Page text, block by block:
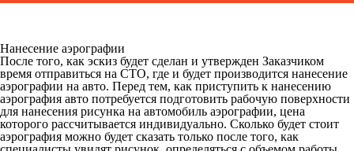
Нанесение аэрографии
После того, как эскиз будет сделан и утвержден Заказчиком
время отправиться на СТО, где и будет производится нанесение
аэрографии на авто. Перед тем, как приступить к нанесению
аэрография авто потребуется подготовить рабочую поверхности
для нанесения рисунка на автомобиль аэрографии, цена
которого рассчитывается индивидуально. Сколько будет стоит
аэрография можно будет сказать только после того, как